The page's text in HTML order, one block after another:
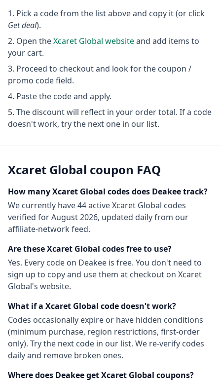
Pick a code from the list above and copy it (or click
Get deal).
Open theXcaret Global websiteand add items to
your cart.
Proceed to checkout and look for the coupon /
promo code field.
Paste the code and apply.
The discount will reflect in your order total. If a code
doesn't work, try the next one in our list.
Xcaret Global coupon FAQ
How manyXcaret Global codes does Deakee track?
We currently have44activeXcaret Global codes
verified forAugust 2026, updated daily from our
affiliate-network feed.
Are theseXcaret Global codes free to use?
Yes. Every code on Deakee is free. You don't need to
sign up to copy and use them at checkout on Xcaret
Global's website.
What if a Xcaret Global code doesn't work?
Codes occasionally expire or have hidden conditions
(minimum purchase, region restrictions, first-order
only). Try the next code in our list. We re-verify codes
daily and remove broken ones.
Where does Deakee getXcaret Global coupons?